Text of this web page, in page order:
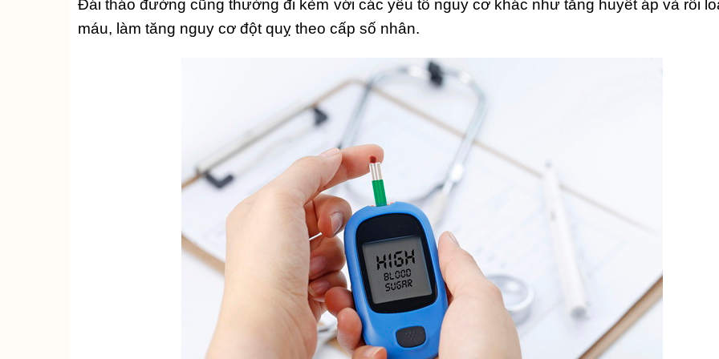
Đái tháo đường cũng thường đi kèm với các yếu tố nguy cơ khác như tăng huyết áp và rối
máu, làm tăng nguy cơ đột quỵ theo cấp số nhân.